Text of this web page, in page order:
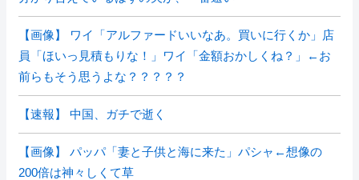
【画像】 ワイ「アルファードいいなあ。買いに行くか」店
員「ほいっ見積もりな！」ワイ「金額おかしくね？」←お
前らもそう思うよな？？？？？
【速報】 中国、ガチで逝く
【画像】 パッパ「妻と子供と海に来た」パシャ←想像の
200倍は神々しくて草